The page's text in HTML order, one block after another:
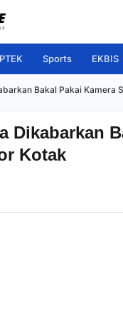
Sports EKBIS
Bakal Pakai Kamera
Dikabarkan
Kotak